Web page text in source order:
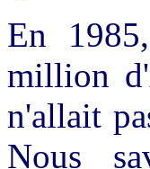
En
million
n'allait
Nous